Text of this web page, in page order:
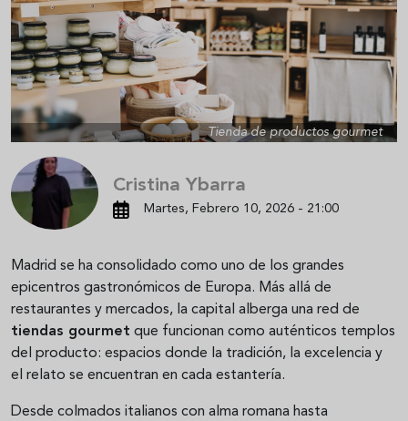
Tienda de productos gourmet
Cristina Ybarra
Martes, Febrero 10, 2026 - 21:00
Madrid se ha consolidado como uno de los grandes
epicentros gastronómicos de Europa. Más allá de
restaurantes y mercados, la capital alberga una red de
tiendas gourmet que funcionan como auténticos templos
del producto: espacios donde la tradición, la excelencia y
el relato se encuentran en cada estantería.
Desde colmados italianos con alma romana hasta